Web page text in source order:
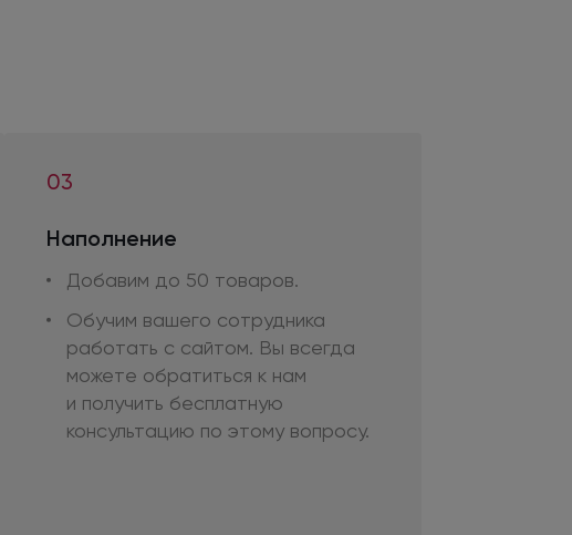
03
Наполнение
Добавим до 50 товаров.
Обучим вашего сотрудника
работать с сайтом. Вы всегда
можете обратиться к нам
и получить бесплатную
консультацию по этомувопросу.